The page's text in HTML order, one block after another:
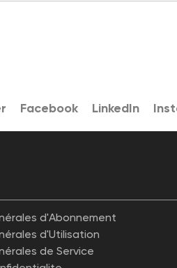
Facebook LinkedIn
d'Abonnement
d'Utilisation
de Service